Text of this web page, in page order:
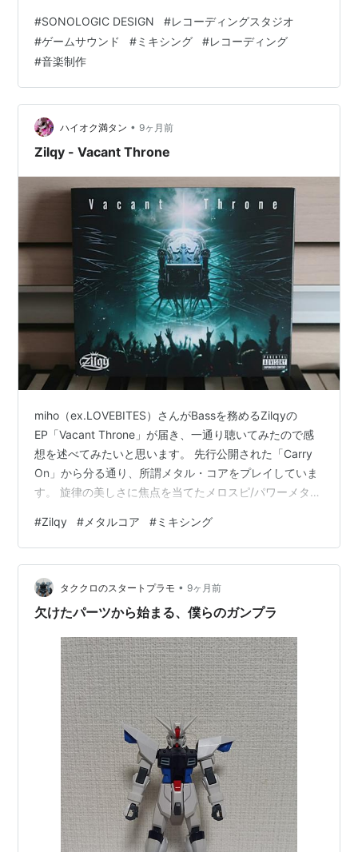
デザインについて、代表の牛島正人（写真左）と、スタ
ジオ設計に協力したオンズ井上聡（同右）に話を聞く。
Photo：Tetsuya Yamakawa 慣習にとらわれない収録 ソ
ノロジックデザインは2021年に設立されたサウンド・デ
ザイン会社だ。ゲームをはじめ、映像作品やイベント、
…
#SONOLOGIC DESIGN #レコーディングスタジオ
#ゲームサウンド #ミキシング #レコーディング
#音楽制作
ハイオク満タン • 9ヶ月前
Zilqy - Vacant Throne
miho（ex.LOVEBITES）さんがBassを務めるZilqyの
EP「Vacant Throne」が届き、一通り聴いてみたので感
想を述べてみたいと思います。 先行公開された「Carry
On」から分る通り、所謂メタル・コアをプレイしていま
す。 旋律の美しさに焦点を当てたメロスピ/パワーメタル
気に入りました。 Vo.のメロディーラインがキャッチーで
あり疾走感もそれなりにあるからです。 実のところ、曲
に関してこれ以上の印象があまりないのが本音です(^^;
実際、LOVEBITESファンのごく一部ではありますが、微
妙との声も聞こえ…
#Zilqy # メタルコア #ミキシング
タククロのスタートプラモ • 9ヶ月前
欠けたパーツから始まる、僕らのガンプラ